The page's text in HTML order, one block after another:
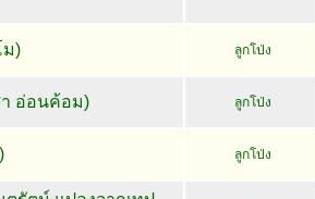
ม) ลูกโป่ง
อ่อนค้อม) ลูกโป่ง
ลูกโป่ง